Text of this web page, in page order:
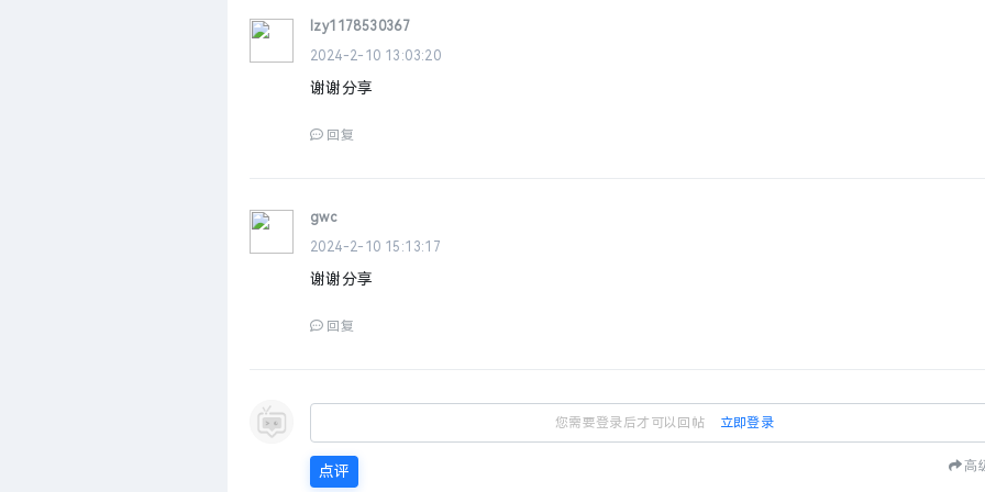
lzy1178530367
2024-2-10 13:03:20
谢谢分享
回复
gwc
2024-2-10 15:13:17
谢谢分享
回复
您需要登录后才可以回帖 立即登录
点评 高